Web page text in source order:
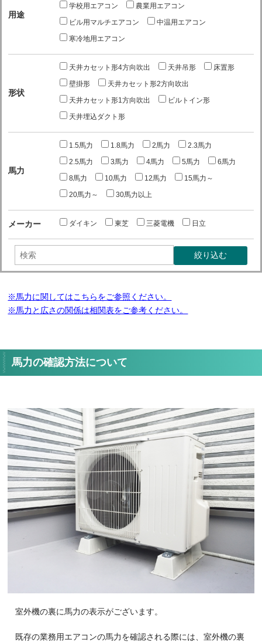
用途
学校用エアコン
農業用エアコン
ビル用マルチエアコン
中温用エアコン
寒冷地用エアコン
形状
天井カセット形4方向吹出 天井吊形
床置形
壁掛形
天井カセット形2方向吹出
天井カセット形1方向吹出
ビルトイン形
天井埋込ダクト形
馬力
1.5馬力 1.8馬力 2馬力
2.3馬力
2.5馬力
3馬力 4馬力 5馬力
6馬力
8馬力
10馬力 12馬力
15馬力～
20馬力～
30馬力以上
メーカー ダイキン 東芝 三菱電機 日立
※馬力に関してはこちらをご参照ください。
※馬力と広さの関係は相関表をご参考ください。
馬力の確認方法について
室外機の裏に馬力の表示がございます。
既存の業務用エアコンの馬力を確認される際には、室外機の裏